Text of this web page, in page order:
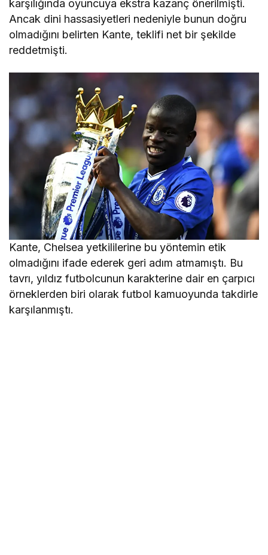
karşılığında oyuncuya ekstra kazanç önerilmişti.
Ancak dini hassasiyetleri nedeniyle bunun doğru
olmadığını belirten Kante, teklifi net bir şekilde
reddetmişti.
Kante, Chelsea yetkililerine bu yöntemin etik
olmadığını ifade ederek geri adım atmamıştı. Bu
tavrı, yıldız futbolcunun karakterine dair en çarpıcı
örneklerden biri olarak futbol kamuoyunda takdirle
karşılanmıştı.